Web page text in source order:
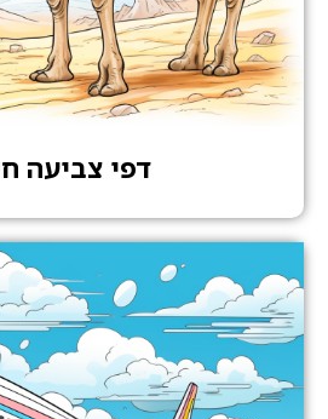
דפי צביעה